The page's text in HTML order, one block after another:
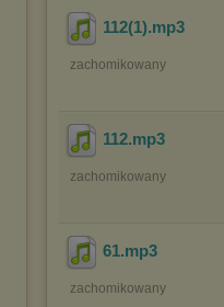
112(1).mp3
zachomikowany
112.mp3
zachomikowany
61.mp3
zachomikowany